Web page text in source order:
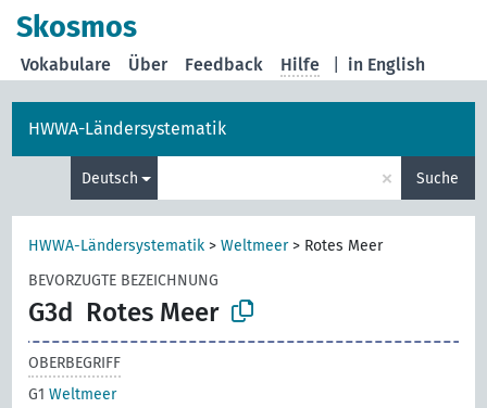
Skosmos
in English
Vokabulare Über Feedback Hilfe
HWWA-Ländersystematik
Deutsch × Suche
HWWA-Ländersystematik >Weltmeer> Rotes Meer
BEVORZUGTE BEZEICHNUNG
G3d Rotes Meer
OBERBEGRIFF
G1Weltmeer